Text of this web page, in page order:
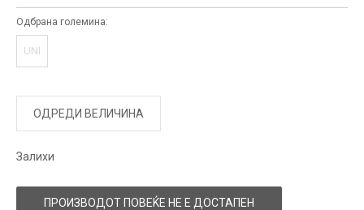
Одбрана големина:
UNI
ОДРЕДИ ВЕЛИЧИНА
Залихи
ПРОИЗВОДОТ ПОВЕЌЕ НЕ Е ДОСТАПЕН